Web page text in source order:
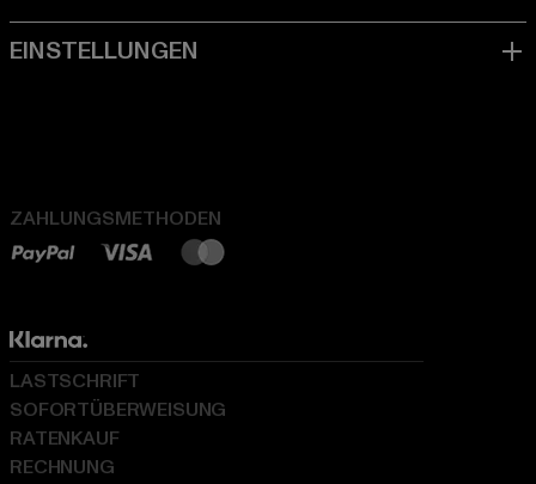
ZAHLUNGSMETHODEN
LASTSCHRIFT
SOFORTÜBERWEISUNG
RATENKAUF
RECHNUNG